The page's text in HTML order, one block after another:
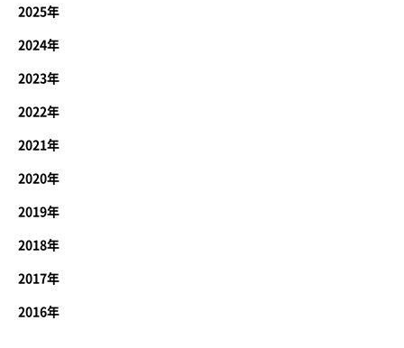
2025年
2024年
2023年
2022年
2021年
2020年
2019年
2018年
2017年
2016年